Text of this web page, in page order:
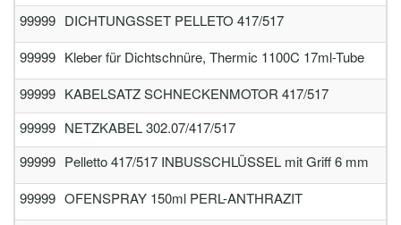
99999 DICHTUNGSSET PELLETO 417/517
99999 Kleber für Dichtschnüre, Thermic 1100C 17ml-Tube
99999 KABELSATZ SCHNECKENMOTOR 417/517
99999 NETZKABEL 302.07/417/517
99999 Pelletto 417/517 INBUSSCHLÜSSEL mit Griff 6 mm
99999 OFENSPRAY 150ml PERL-ANTHRAZIT